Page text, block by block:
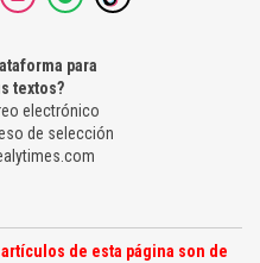
para
textos?
electrónico
de selección
de esta página son de